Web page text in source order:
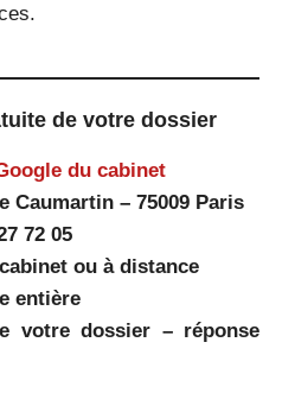
de votre dossier
du cabinet
Caumartin – 75009 Paris
72 05
ou à distance
entière
votre dossier – réponse